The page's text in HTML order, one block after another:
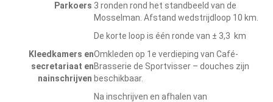
Parkoers 3 ronden rond het standbeeld van de
Mosselman. Afstand wedstrijdloop 10 km.
De korte loop is één ronde van ± 3,3 km
Kleedkamers en
secretariaat en
nainschrijven
Omkleden op 1e verdieping van Café-
Brasserie de Sportvisser – douches zijn
beschikbaar.
Na inschrijven en afhalen van